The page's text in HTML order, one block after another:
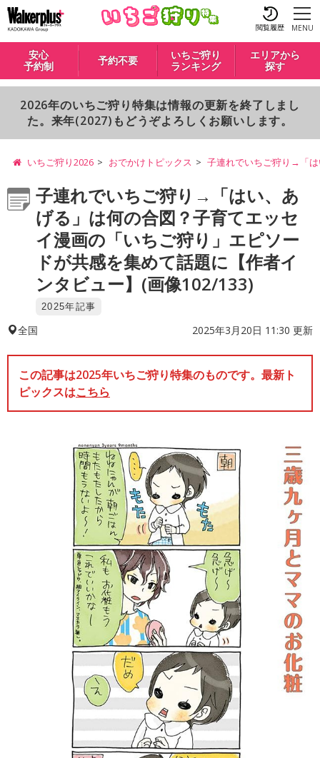
閲覧履歴 MENU
安心
予約制
予約不要
いちご狩り
ランキング
エリアから
探す
2026年のいちご狩り特集は情報の更新を終了しまし
た。来年(2027)もどうぞよろしくお願いします。
いちご狩り2026 おでかけトピックス 子連れでいちご狩り→「は
子連れでいちご狩り→「はい、あ
げる」は何の合図？子育てエッセ
イ漫画の「いちご狩り」エピソー
ドが共感を集めて話題に【作者イ
ンタビュー】(画像102/133)
2025年記事
全国 2025年3月20日 11:30 更新
この記事は2025年いちご狩り特集のものです。最新ト
ピックスはこちら